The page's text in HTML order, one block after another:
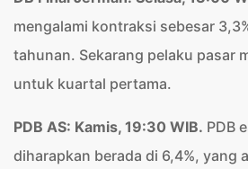
mengalami kontraksi sebesar
tahunan. Sekarang pelaku pasar
untuk kuartal pertama.
PDB AS: Kamis, 19:30 WIB. PDB
diharapkan berada di 6,4%, yang